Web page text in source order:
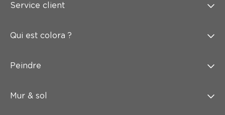
Service client
Qui est colora ?
Peindre
Mur & sol